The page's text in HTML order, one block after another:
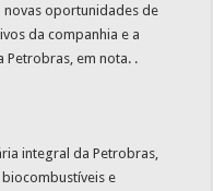
novas oportunidades de
da companhia e a
Petrobras, em nota. .
integral da Petrobras,
e